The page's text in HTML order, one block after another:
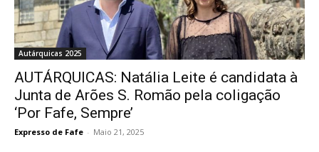
Autárquicas 2025
AUTÁRQUICAS: Natália Leite é candidata à
Junta de Arões S. Romão pela coligação
‘Por Fafe, Sempre’
Expresso de Fafe - Maio 21, 2025